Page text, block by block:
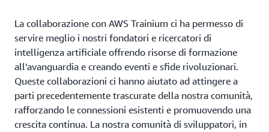
La collaborazione con AWS Trainium ci ha permesso di
servire meglio i nostri fondatori e ricercatori di
intelligenza artificiale offrendo risorse di formazione
all'avanguardia e creando eventi e sfide rivoluzionari.
Queste collaborazioni ci hanno aiutato ad attingere a
parti precedentemente trascurate della nostra comunità,
rafforzando le connessioni esistenti e promuovendo una
crescita continua. La nostra comunità di sviluppatori, in